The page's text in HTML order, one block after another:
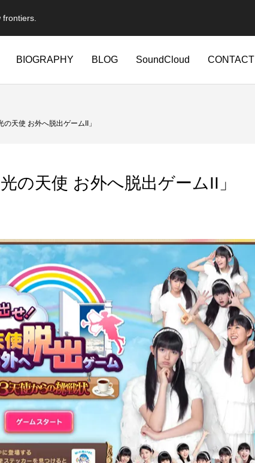
BIOGRAPHY BLOG SoundCloud CONTACT
天使 お外へ脱出ゲームII」
の天使 お外へ脱出ゲームII」